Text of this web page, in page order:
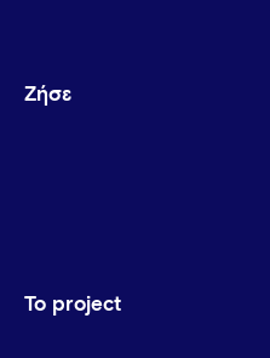
Ζήσε
Το project